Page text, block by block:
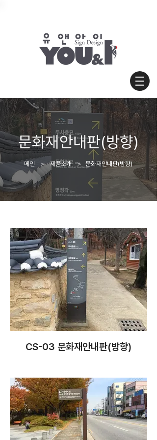
문화재안내판(방향)
​메인 ＞ 제품소개 ＞ 문화재안내판(방향)
CS-03 문화재안내판(방향)